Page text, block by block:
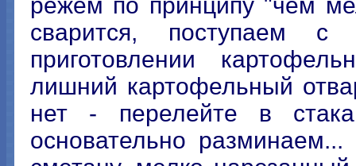
сварится, поступаем
приготовлении
лишний картофельный
нет - перелейте в
основательно